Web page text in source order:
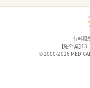
有料職
【紹介業】
© 2000-2026